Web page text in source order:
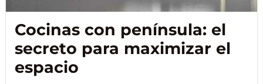
Cocinas con península: el
secreto para maximizar el
espacio